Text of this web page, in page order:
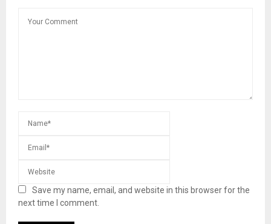
Save my name, email, and website in this browser for the
next time I comment.